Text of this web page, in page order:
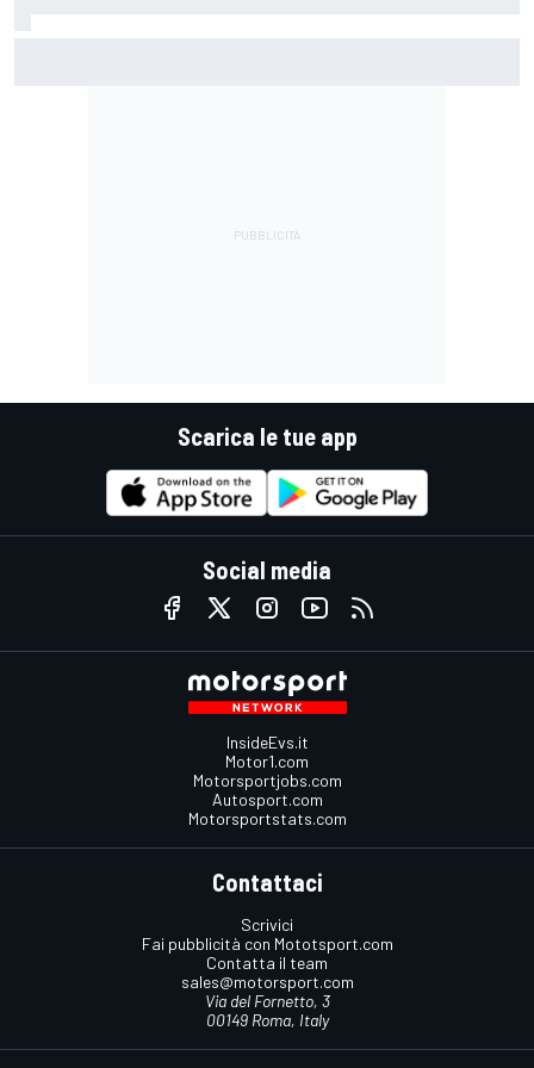
Scarica le tue app
Social media
InsideEvs.it
Motor1.com
Motorsportjobs.com
Autosport.com
Motorsportstats.com
Contattaci
Scrivici
Fai pubblicità con Mototsport.com
Contatta il team
sales@motorsport.com
Via del Fornetto, 3
00149 Roma, Italy